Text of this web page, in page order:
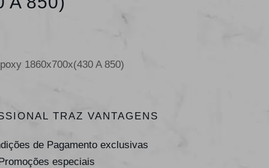
1860x700x(430 A 850)
TRAZ VANTAGENS
de Pagamento exclusivas
especiais